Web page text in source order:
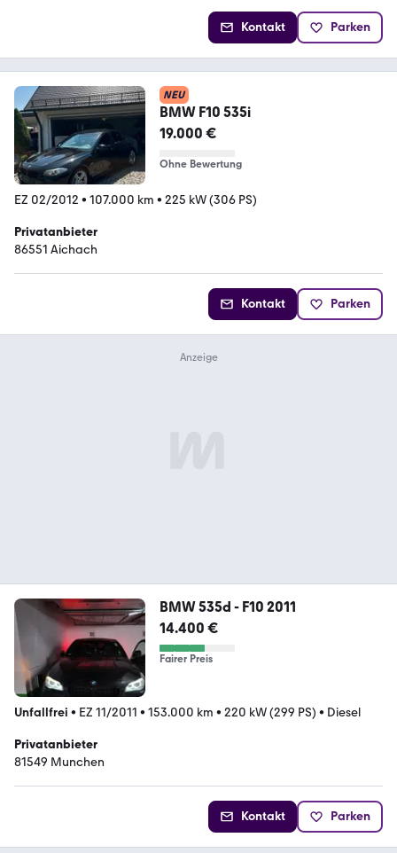
Kontakt Parken
NEU
BMW F10 535i
19.000 €
Ohne Bewertung
EZ 02/2012 • 107.000 km • 225 kW (306 PS)
Privatanbieter
86551 Aichach
Kontakt Parken
BMW 535d - F10 2011
14.400 €
Fairer Preis
Unfallfrei • EZ 11/2011 • 153.000 km • 220 kW (299 PS) • Diesel
Privatanbieter
81549 Munchen
Kontakt Parken